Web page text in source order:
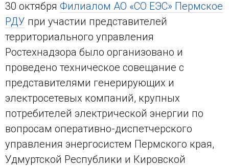
30 октября Филиалом АО «СО ЕЭС» Пермское
РДУ при участии представителей
территориального управления
Ростехнадзора было организовано и
проведено техническое совещание с
представителями генерирующих и
электросетевых компаний, крупных
потребителей электрической энергии по
вопросам оперативно-диспетчерского
управления энергосистем Пермского края,
Удмуртской Республики и Кировской